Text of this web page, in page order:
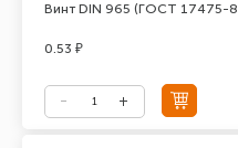
Винт DIN 965 (ГОСТ 17475-
0.53 ₽